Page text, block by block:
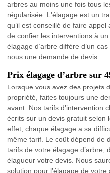
arbres au moins une fois tous
régularisée. L'élagage est un
qu’il est conseillé de faire
de confier les interventions à
élagage d’arbre diffère d’un
nous une demande de devis.
Prix élagage d’arbre sur
Lorsque vous avez des projets
propriété, faites toujours une
avant. Nos tarifs d’intervention
écrits sur un devis gratuit selon
effet, chaque élagage a sa
même tarif. Le coût dépend de
tarifs de votre élagage d’arbre,
élagueur votre devis. Nous
solution pour l’élagage de votre